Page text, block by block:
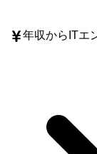
年収からITエ